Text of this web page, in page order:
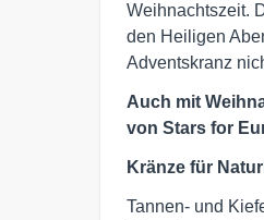
Weihnachtszeit.
den Heiligen
Adventskranz
Auch mit
von Stars for
Kränze für
Tannen- und